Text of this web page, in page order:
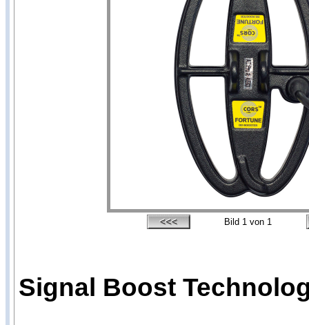
Bild 1 von 1
Signal Boost